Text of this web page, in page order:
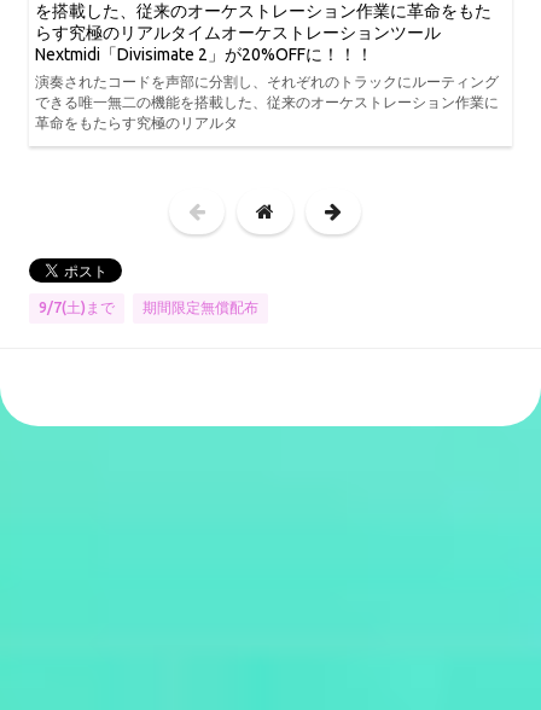
を搭載した、従来のオーケストレーション作業に革命をもた
らす究極のリアルタイムオーケストレーションツール
Nextmidi「Divisimate 2」が20%OFFに！！！
演奏されたコードを声部に分割し、それぞれのトラックにルーティング
できる唯一無二の機能を搭載した、従来のオーケストレーション作業に
革命をもたらす究極のリアルタ
9/7(土)まで 期間限定無償配布